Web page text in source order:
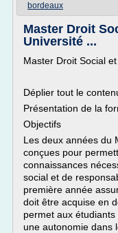
bordeaux
Master Droit
Université ...
Master Droit Social
Déplier tout le
Présentation de la
Objectifs
Les deux années du
conçues pour
connaissances
social et de
première année
doit être acquise en
permet aux
une autonomie dans